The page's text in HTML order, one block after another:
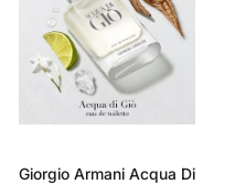
Giorgio Armani Acqua Di